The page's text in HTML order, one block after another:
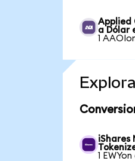
Applied
a Dólar
1
iShares
1